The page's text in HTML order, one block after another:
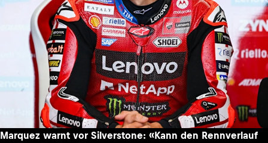
Marquez warnt vor Silverstone: «Kann den Rennverlauf